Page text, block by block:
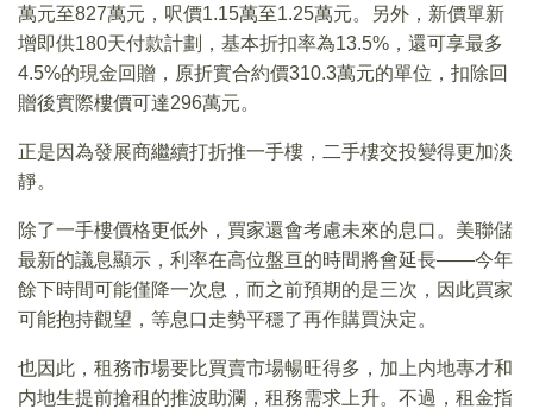
萬元至827萬元，呎價1.15萬至1.25萬元。另外，新價單新
增即供180天付款計劃，基本折扣率為13.5%，還可享最多
4.5%的現金回贈，原折實合約價310.3萬元的單位，扣除回
贈後實際樓價可達296萬元。
正是因為發展商繼續打折推一手樓，二手樓交投變得更加淡
靜。
除了一手樓價格更低外，買家還會考慮未來的息口。美聯儲
最新的議息顯示，利率在高位盤亘的時間將會延長——今年
餘下時間可能僅降一次息，而之前預期的是三次，因此買家
可能抱持觀望，等息口走勢平穩了再作購買決定。
也因此，租務市場要比買賣市場暢旺得多，加上内地專才和
内地生提前搶租的推波助瀾，租務需求上升。不過，租金指